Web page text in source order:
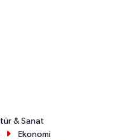
& Sanat
Ekonomi